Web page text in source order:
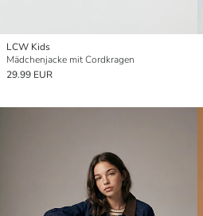
LCW Kids
Mädchenjacke mit Cordkragen
29.99 EUR